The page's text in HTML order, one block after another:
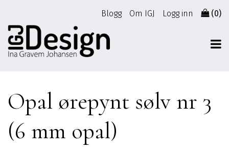
innhold
Blogg Om IGJ Logg inn (0)
Opal ørepynt sølv nr 3
(6 mm opal)